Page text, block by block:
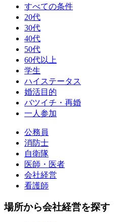
すべての条件
20代
30代
40代
50代
60代以上
学生
ハイステータス
婚活目的
バツイチ・再婚
一人参加
公務員
消防士
自衛隊
医師・医者
会社経営
看護師
場所から会社経営を探す